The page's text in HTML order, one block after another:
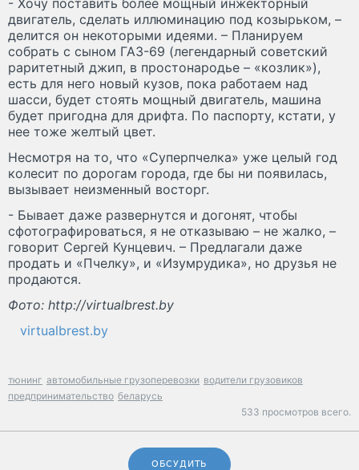
двигатель, сделать иллюминацию под козырьком, –
делится он некоторыми идеями. – Планируем
собрать с сыном ГАЗ-69 (легендарный советский
раритетный джип, в простонародье – «козлик»),
есть для него новый кузов, пока работаем над
шасси, будет стоять мощный двигатель, машина
будет пригодна для дрифта. По паспорту, кстати, у
нее тоже желтый цвет.
Несмотря на то, что «Суперпчелка» уже целый год
колесит по дорогам города, где бы ни появилась,
вызывает неизменный восторг.
- Бывает даже развернутся и догонят, чтобы
сфотографироваться, я не отказываю – не жалко, –
говорит Сергей Кунцевич. – Предлагали даже
продать и «Пчелку», и «Изумрудика», но друзья не
продаются.
Фото: http://virtualbrest.by
virtualbrest.by
тюнинг автомобильные грузоперевозки водители грузовиков
предпринимательство беларусь
533 просмотров всего.
ОБСУДИТЬ